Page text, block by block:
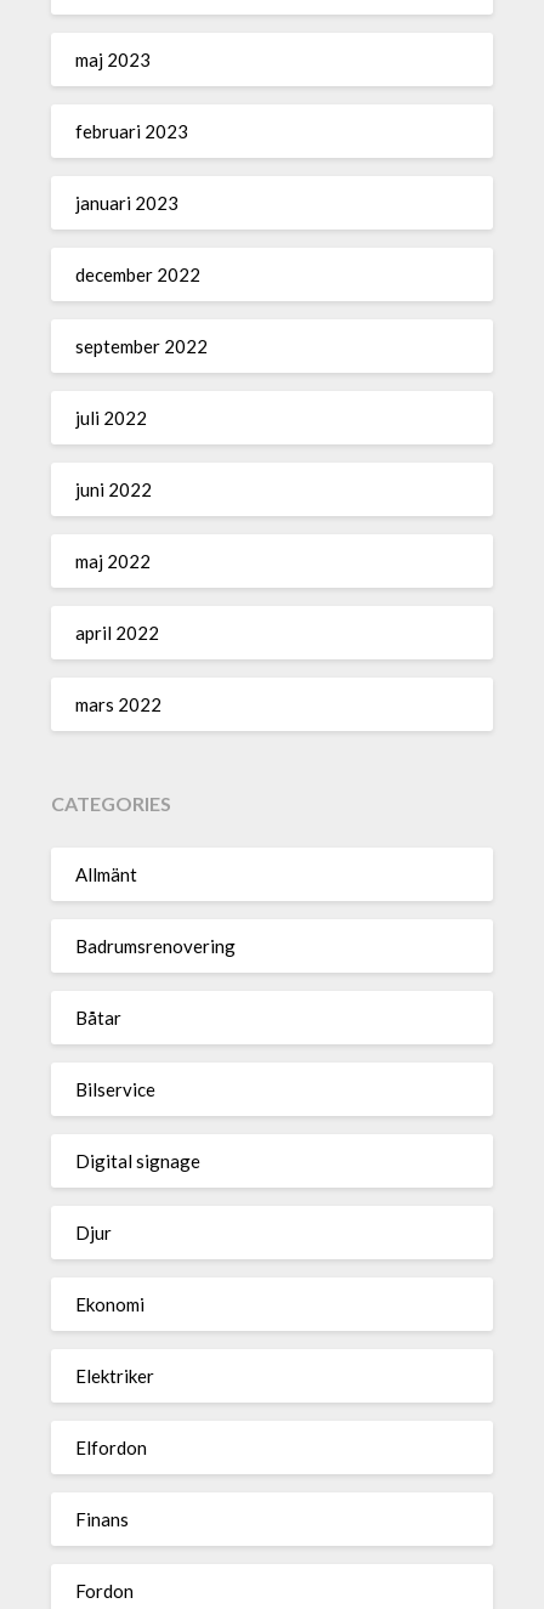
maj 2023
februari 2023
januari 2023
december 2022
september 2022
juli 2022
juni 2022
maj 2022
april 2022
mars 2022
CATEGORIES
Allmänt
Badrumsrenovering
Båtar
Bilservice
Digital signage
Djur
Ekonomi
Elektriker
Elfordon
Finans
Fordon